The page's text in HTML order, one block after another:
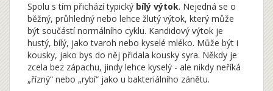
Spolu s tím přichází typický bílý výtok. Nejedná se o
běžný, průhledný nebo lehce žlutý výtok, který může
být součástí normálního cyklu. Kandidový výtok je
hustý, bílý, jako tvaroh nebo kyselé mléko. Může být i
kousky, jako bys do něj přidala kousky syra. Někdy je
zcela bez zápachu, jindy lehce kyselý - ale nikdy neříká
„řízný“ nebo „rybí“ jako u bakteriálního zánětu.